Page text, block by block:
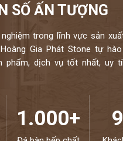
SỐ ẤN TƯỢNG
trong lĩnh vực sản
Gia Phát Stone tự
phẩm, dịch vụ tốt nhất, uy
1.000+